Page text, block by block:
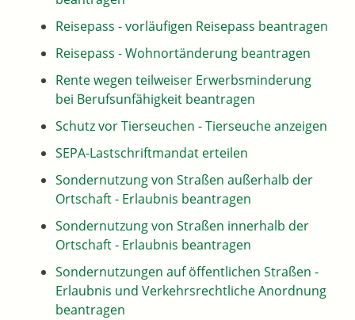
Reisepass - vorläufigen Reisepass beantragen
Reisepass - Wohnortänderung beantragen
Rente wegen teilweiser Erwerbsminderung
bei Berufsunfähigkeit beantragen
Schutz vor Tierseuchen - Tierseuche anzeigen
SEPA-Lastschriftmandat erteilen
Sondernutzung von Straßen außerhalb der
Ortschaft - Erlaubnis beantragen
Sondernutzung von Straßen innerhalb der
Ortschaft - Erlaubnis beantragen
Sondernutzungen auf öffentlichen Straßen -
Erlaubnis und Verkehrsrechtliche Anordnung
beantragen